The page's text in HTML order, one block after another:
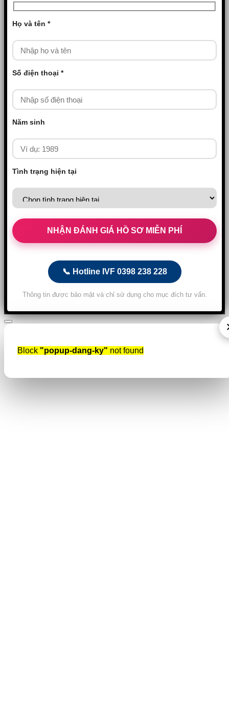
Họ và tên *
Số điện thoại *
Năm sinh
Tình trạng hiện tại
📞 Hotline IVF 0398 238 228
Thông tin được bảo mật và chỉ sử dụng cho mục đích tư vấn.
Block "popup-dang-ky" not found